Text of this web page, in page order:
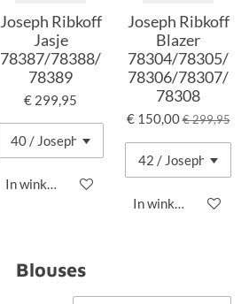
Joseph Ribkoff
Jasje
78387/78388/
78389
€ 299,95
In winkelwagen
Joseph Ribkoff
Blazer
78304/78305/
78306/78307/
78308
€ 150,00€ 299,95
In winkelwagen
Blouses